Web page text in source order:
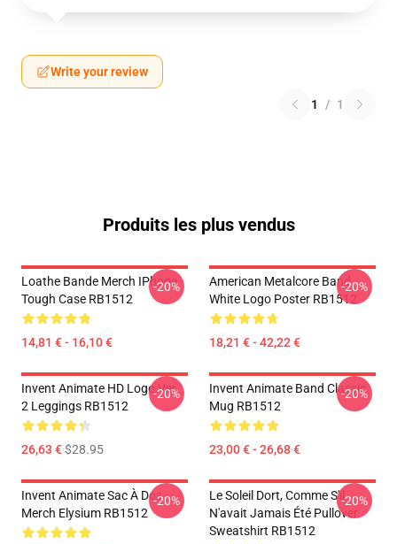
Write your review
1 / 1
Produits les plus vendus
Loathe Bande Merch IPhone
Tough Case RB1512
14,81 € - 16,10 €
-20%
American Metalcore Band
White Logo Poster RB1512
18,21 € - 42,22 €
-20%
Invent Animate HD Logo Ver.
2 Leggings RB1512
26,63 €$28.95
-20%
Invent Animate Band Classic
Mug RB1512
23,00 € - 26,68 €
-20%
Invent Animate Sac À Dos
Merch Elysium RB1512
-20%
Le Soleil Dort, Comme S'il
N'avait Jamais Été Pullover
Sweatshirt RB1512
-20%